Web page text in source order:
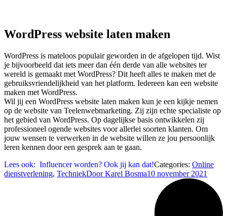
WordPress website laten maken
WordPress is mateloos populair geworden in de afgelopen tijd. Wist
je bijvoorbeeld dat iets meer dan één derde van alle websites ter
wereld is gemaakt met WordPress? Dit heeft alles te maken met de
gebruiksvriendelijkheid van het platform. Iedereen kan een website
maken met WordPress.
Wil jij een WordPress website laten maken kun je een kijkje nemen
op de website van Teelenwebmarketing. Zij zijn echte specialiste op
het gebied van WordPress. Op dagelijkse basis ontwikkelen zij
professioneel ogende websites voor allerlei soorten klanten. Om
jouw wensen te verwerken in de website willen ze jou persoonlijk
leren kennen door een gesprek aan te gaan.
Lees ook: Influencer worden? Ook jij kan dat!Categories: Online
dienstverlening, TechniekDoorKarel Bosma10 november 2021